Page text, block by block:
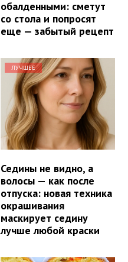
обалденными: сметут
со стола и попросят
еще — забытый рецепт
ЛУЧШЕЕ
Седины не видно, а
волосы — как после
отпуска: новая техника
окрашивания
маскирует седину
лучше любой краски